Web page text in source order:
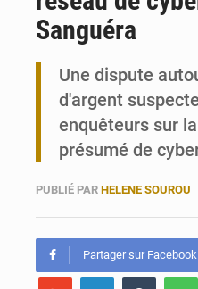
Sanguéra
Une dispute
d'argent
enquêteurs sur
présumé de
PUBLIÉ PAR HELENE SOUROU
Partager sur Facebook